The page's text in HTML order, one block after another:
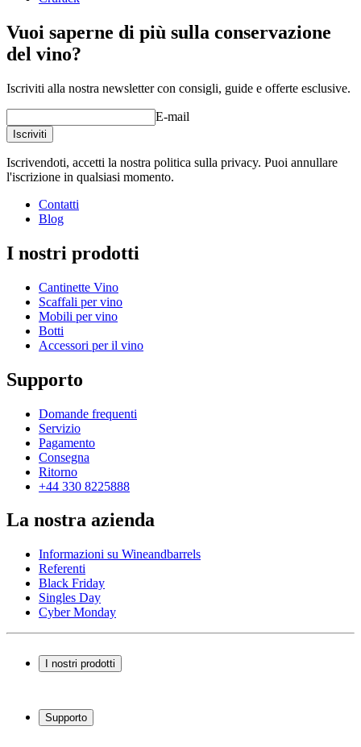
Vuoi saperne di più sulla conservazione
del vino?
Iscriviti alla nostra newsletter con consigli, guide e offerte esclusive.
E-mail
Iscriviti
Iscrivendoti, accetti la nostra politica sulla privacy. Puoi annullare
l'iscrizione in qualsiasi momento.
Contatti
Blog
I nostri prodotti
Cantinette Vino
Scaffali per vino
Mobili per vino
Botti
Accessori per il vino
Supporto
Domande frequenti
Servizio
Pagamento
Consegna
Ritorno
+44 330 8225888
La nostra azienda
Informazioni su Wineandbarrels
Referenti
Black Friday
Singles Day
Cyber Monday
I nostri prodotti
Scaffali per vino
Mobili per vino
Supporto